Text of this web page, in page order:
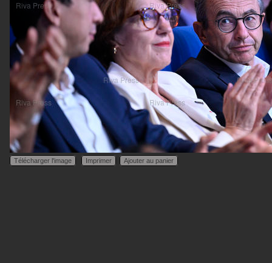
Télécharger l'image Imprimer Ajouter au panier